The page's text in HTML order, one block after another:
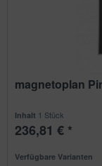
magnetoplan
Inhalt 1 Stück
236,81 € *
Verfügbare Varianten